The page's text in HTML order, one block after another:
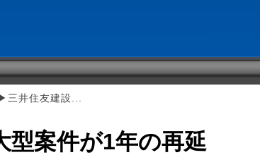
三井住友建設...
型案件が1年の再延